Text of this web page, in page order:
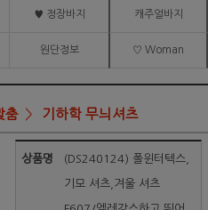
♥ 정장바지 캐주얼바지
원단정보 ♡ Woman
춤 기하학 무늬셔츠
상품명 (DS240124) 폴윈터텍스,
기모 셔츠,겨울 셔츠